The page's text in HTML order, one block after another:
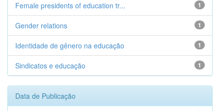
1
Female presidents of education tr...
1
Gender relations
1
Identidade de gênero na educação
1
Sindicatos e educação
Data de Publicação